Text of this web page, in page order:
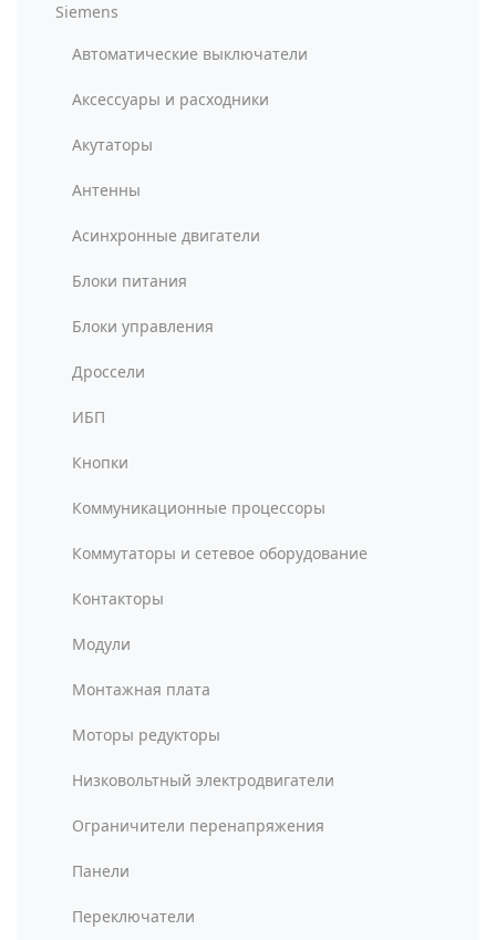
Siemens
Автоматические выключатели
Аксессуары и расходники
Акутаторы
Антенны
Асинхронные двигатели
Блоки питания
Блоки управления
Дроссели
ИБП
Кнопки
Коммуникационные процессоры
Коммутаторы и сетевое оборудование
Контакторы
Модули
Монтажная плата
Моторы редукторы
Низковольтный электродвигатели
Ограничители перенапряжения
Панели
Переключатели